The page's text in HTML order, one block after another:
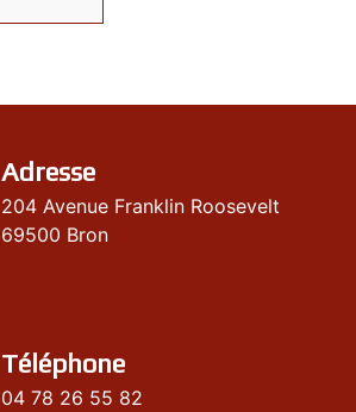
Adresse
204 Avenue Franklin Roosevelt
69500 Bron
Téléphone
04 78 26 55 82